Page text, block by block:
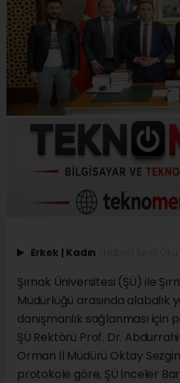
Erkek | Kadın
Şırnak Üniversitesi (ŞÜ) ile
Müdürlüğü arasında alabalık
danışmanlık sağlanması için
ŞÜ Rektörü Prof. Dr.
Orman İl Müdürü Oktay
protokole göre, ŞÜ İnceler